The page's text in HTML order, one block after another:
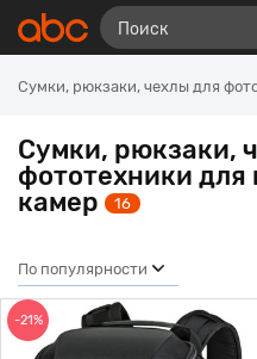
Сумки, рюкзаки, чехлы для
Сумки, рюкзаки,
фототехники для
камер
16
По популярности
-21%